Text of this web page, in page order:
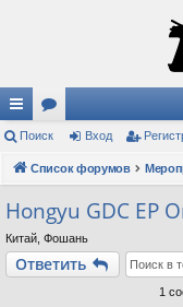
с
ы
лк
и
ор
ум
Поиск Вход
Список форумов
Hongyu GDC EP
Китай, Фошань
Ответить
1